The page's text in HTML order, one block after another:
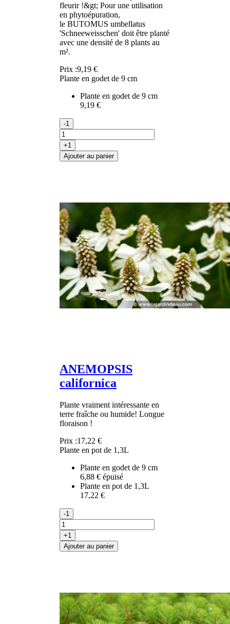
fleurir !&gt; Pour une utilisation
en phytoépuration,
le BUTOMUS umbellatus
'Schneeweisschen' doit être planté
avec une densité de 8 plants au
m².
Prix :9,19 €
Plante en godet de 9 cm
Plante en godet de 9 cm
9,19 €
-1
+1
Ajouter au panier
ANEMOPSIS
californica
Plante vraiment intéressante en
terre fraîche ou humide! Longue
floraison !
Prix :17,22 €
Plante en pot de 1,3L
Plante en godet de 9 cm
6,88 € épuisé
Plante en pot de 1,3L
17,22 €
-1
+1
Ajouter au panier